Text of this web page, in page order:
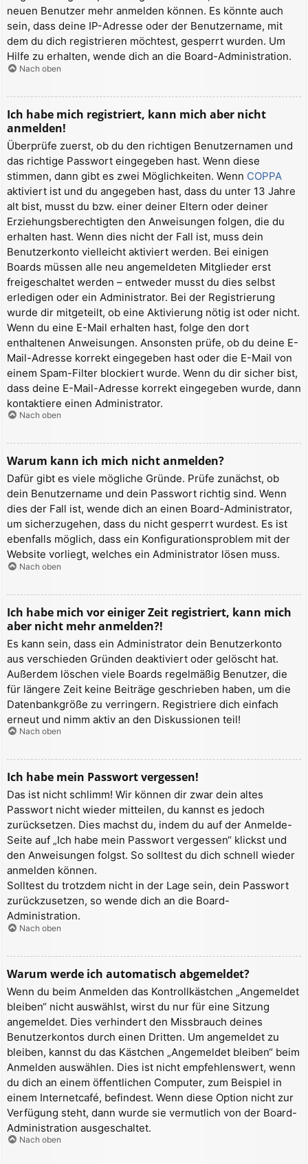
neuen Benutzer mehr anmelden können. Es könnte auch
sein, dass deine IP-Adresse oder der Benutzername, mit
dem du dich registrieren möchtest, gesperrt wurden. Um
Hilfe zu erhalten, wende dich an die Board-Administration.
Nach oben
Ich habe mich registriert, kann mich aber nicht
anmelden!
Überprüfe zuerst, ob du den richtigen Benutzernamen und
das richtige Passwort eingegeben hast. Wenn diese
stimmen, dann gibt es zwei Möglichkeiten. Wenn COPPA
aktiviert ist und du angegeben hast, dass du unter 13 Jahre
alt bist, musst du bzw. einer deiner Eltern oder deiner
Erziehungsberechtigten den Anweisungen folgen, die du
erhalten hast. Wenn dies nicht der Fall ist, muss dein
Benutzerkonto vielleicht aktiviert werden. Bei einigen
Boards müssen alle neu angemeldeten Mitglieder erst
freigeschaltet werden – entweder musst du dies selbst
erledigen oder ein Administrator. Bei der Registrierung
wurde dir mitgeteilt, ob eine Aktivierung nötig ist oder nicht.
Wenn du eine E-Mail erhalten hast, folge den dort
enthaltenen Anweisungen. Ansonsten prüfe, ob du deine E-
Mail-Adresse korrekt eingegeben hast oder die E-Mail von
einem Spam-Filter blockiert wurde. Wenn du dir sicher bist,
dass deine E-Mail-Adresse korrekt eingegeben wurde, dann
kontaktiere einen Administrator.
Nach oben
Warum kann ich mich nicht anmelden?
Dafür gibt es viele mögliche Gründe. Prüfe zunächst, ob
dein Benutzername und dein Passwort richtig sind. Wenn
dies der Fall ist, wende dich an einen Board-Administrator,
um sicherzugehen, dass du nicht gesperrt wurdest. Es ist
ebenfalls möglich, dass ein Konfigurationsproblem mit der
Website vorliegt, welches ein Administrator lösen muss.
Nach oben
Ich habe mich vor einiger Zeit registriert, kann mich
aber nicht mehr anmelden?!
Es kann sein, dass ein Administrator dein Benutzerkonto
aus verschieden Gründen deaktiviert oder gelöscht hat.
Außerdem löschen viele Boards regelmäßig Benutzer, die
für längere Zeit keine Beiträge geschrieben haben, um die
Datenbankgröße zu verringern. Registriere dich einfach
erneut und nimm aktiv an den Diskussionen teil!
Nach oben
Ich habe mein Passwort vergessen!
Das ist nicht schlimm! Wir können dir zwar dein altes
Passwort nicht wieder mitteilen, du kannst es jedoch
zurücksetzen. Dies machst du, indem du auf der Anmelde-
Seite auf „Ich habe mein Passwort vergessen“ klickst und
den Anweisungen folgst. So solltest du dich schnell wieder
anmelden können.
Solltest du trotzdem nicht in der Lage sein, dein Passwort
zurückzusetzen, so wende dich an die Board-
Administration.
Nach oben
Warum werde ich automatisch abgemeldet?
Wenn du beim Anmelden das Kontrollkästchen „Angemeldet
bleiben“ nicht auswählst, wirst du nur für eine Sitzung
angemeldet. Dies verhindert den Missbrauch deines
Benutzerkontos durch einen Dritten. Um angemeldet zu
bleiben, kannst du das Kästchen „Angemeldet bleiben“ beim
Anmelden auswählen. Dies ist nicht empfehlenswert, wenn
du dich an einem öffentlichen Computer, zum Beispiel in
einem Internetcafé, befindest. Wenn diese Option nicht zur
Verfügung steht, dann wurde sie vermutlich von der Board-
Administration ausgeschaltet.
Nach oben